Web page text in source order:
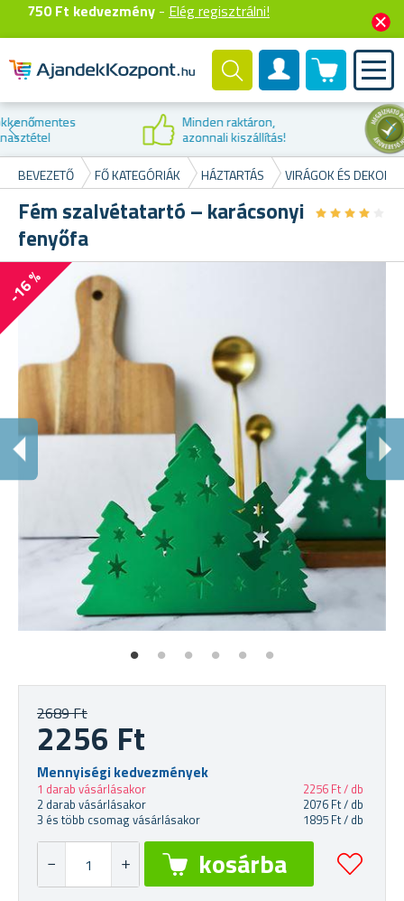
750 Ft kedvezmény - Elég regisztrálni!
Felhasználók fiók
0 termék
első vásárláskor
BEVEZETŐ FŐ KATEGÓRIÁK HÁZTARTÁS VIRÁGOK ÉS
Fém szalvétatartó – karácsonyi
fenyőfa
★★★★
★★★★
-16 %
2689 Ft
2256 Ft
Mennyiségi kedvezmények
1 darab vásárlásakor
2256 Ft / db
2 darab vásárlásakor
2076 Ft / db
3 és több csomag vásárlásakor
1895 Ft / db